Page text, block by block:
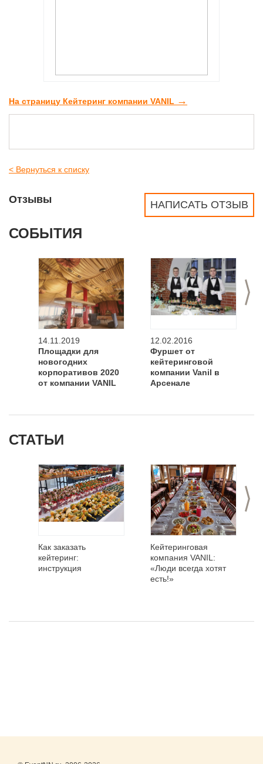
На страницу Кейтеринг компании VANIL →
< Вернуться к списку
НАПИСАТЬ ОТЗЫВ
Отзывы
СОБЫТИЯ
>
14.11.2019
Площадки для
новогодних
корпоративов 2020
от компании VANIL
12.02.2016
Фуршет от
кейтеринговой
компании Vanil в
Арсенале
СТАТЬИ
>
Как заказать
кейтеринг:
инструкция
Кейтеринговая
компания VANIL:
«Люди всегда хотят
есть!»